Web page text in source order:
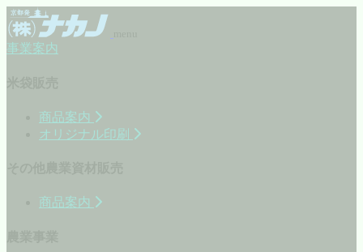
事業案内
商品案内
オリジナル印刷
商品案内